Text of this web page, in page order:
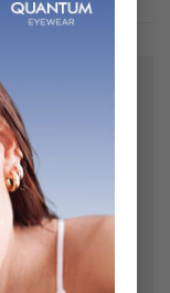
Gerekli alanlar